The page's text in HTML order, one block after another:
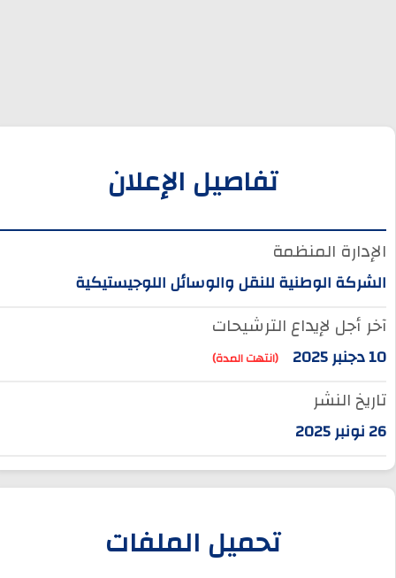
تفاصيل الإعلان
الإدارة المنظمة
الشركة الوطنية للنقل والوسائل اللوجيستيكية
آخر أجل لإيداع الترشيحات
10 دجنبر 2025 (انتهت المدة)
تاريخ النشر
26 نونبر 2025
تحميل الملفات